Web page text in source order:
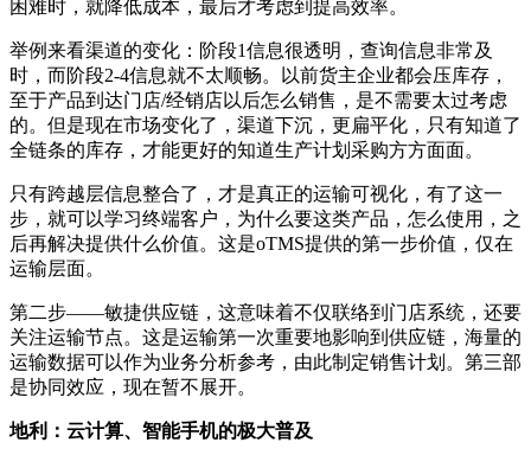
困难时，就降低成本，最后才考虑到提高效率。
举例来看渠道的变化：阶段1信息很透明，查询信息非常及
时，而阶段2-4信息就不太顺畅。以前货主企业都会压库存，
至于产品到达门店/经销店以后怎么销售，是不需要太过考虑
的。但是现在市场变化了，渠道下沉，更扁平化，只有知道了
全链条的库存，才能更好的知道生产计划采购方方面面。
只有跨越层信息整合了，才是真正的运输可视化，有了这一
步，就可以学习终端客户，为什么要这类产品，怎么使用，之
后再解决提供什么价值。这是oTMS提供的第一步价值，仅在
运输层面。
第二步——敏捷供应链，这意味着不仅联络到门店系统，还要
关注运输节点。这是运输第一次重要地影响到供应链，海量的
运输数据可以作为业务分析参考，由此制定销售计划。第三部
是协同效应，现在暂不展开。
地利：云计算、智能手机的极大普及